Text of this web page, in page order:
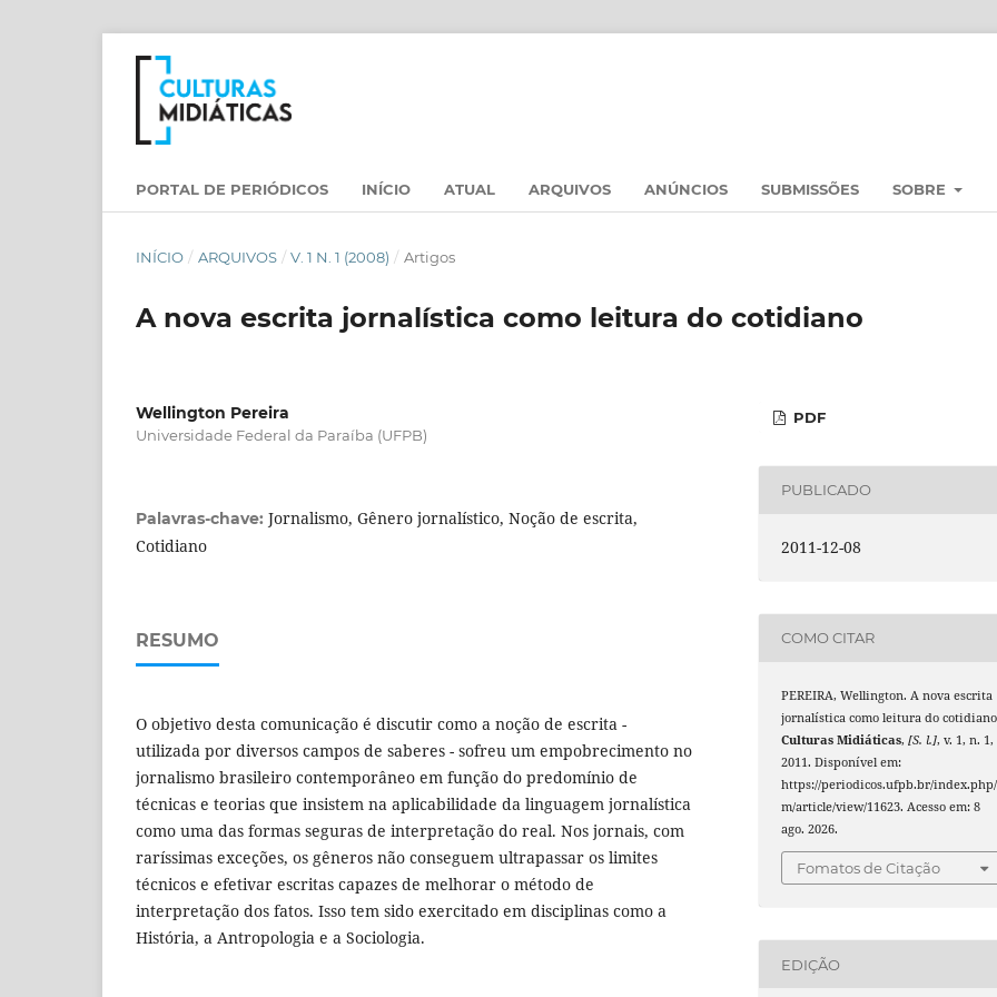
PORTAL DE PERIÓDICOS INÍCIO ATUAL ARQUIVOS ANÚNCIOS SUBMISSÕES SOBRE
INÍCIO / ARQUIVOS / V. 1 N. 1 (2008) / Artigos
A nova escrita jornalística como leitura do cotidiano
Wellington Pereira
Universidade Federal da Paraíba (UFPB)
Palavras-chave: Jornalismo, Gênero jornalístico, Noção de escrita,
Cotidiano
RESUMO
O objetivo desta comunicação é discutir como a noção de escrita -
utilizada por diversos campos de saberes - sofreu um empobrecimento no
jornalismo brasileiro contemporâneo em função do predomínio de
técnicas e teorias que insistem na aplicabilidade da linguagem jornalística
como uma das formas seguras de interpretação do real. Nos jornais, com
raríssimas exceções, os gêneros não conseguem ultrapassar os limites
técnicos e efetivar escritas capazes de melhorar o método de
interpretação dos fatos. Isso tem sido exercitado em disciplinas como a
História, a Antropologia e a Sociologia.
PDF
PUBLICADO
2011-12-08
COMO CITAR
PEREIRA, Wellington. A nova escrita
jornalística como leitura do
Culturas Midiáticas,[S. l.], v. 1, n. 1,
2011. Disponível em:
https://periodicos.ufpb.br/
m/article/view/11623. Acesso em: 8
ago. 2026.
Fomatos de Citação
EDIÇÃO